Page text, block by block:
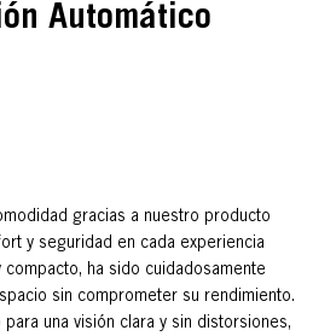
Automático
gracias a nuestro producto
y seguridad en cada experiencia
ha sido cuidadosamente
sin comprometer su rendimiento.
una visión clara y sin distorsiones,